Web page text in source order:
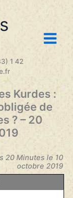
1 42
Kurdes :
de
? – 20
20 Minutes le 10
octobre 2019